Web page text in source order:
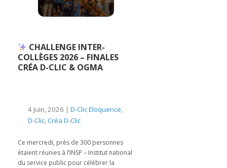
CHALLENGE INTER-
COLLÈGES 2026 – FINALES
CRÉA D-CLIC & OGMA
4 Juin, 2026 | D-Clic Eloquence,
D-Clic,Créa D-Clic
Ce mercredi, près de 300 personnes
étaient réunies à l’INSP – Institut national
du service public pour célébrer la